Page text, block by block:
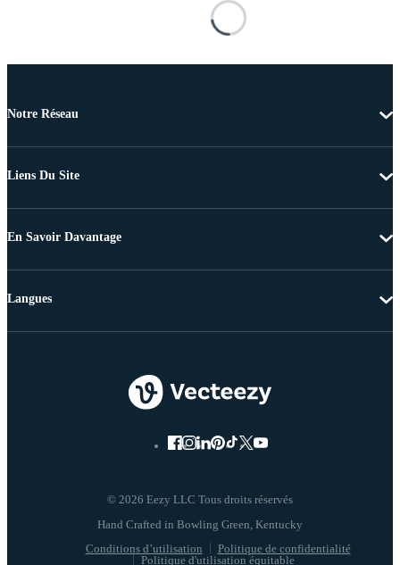
Notre Réseau
Liens Du Site
En Savoir Davantage
© 2026 Eezy LLC Tous droits réservés
Conditions d’utilisation
Politique de confidentialité
Politique d'utilisation équitable
Langues